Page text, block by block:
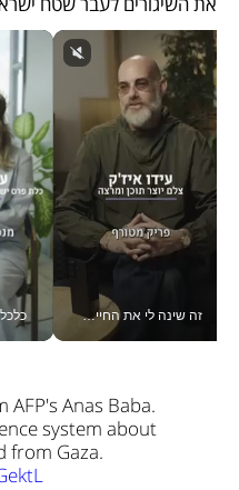
זה שינה לי את החיים: איך עידו איז'ק הופך את הסמארטפון לכלי צילום מקצועי_v
system about